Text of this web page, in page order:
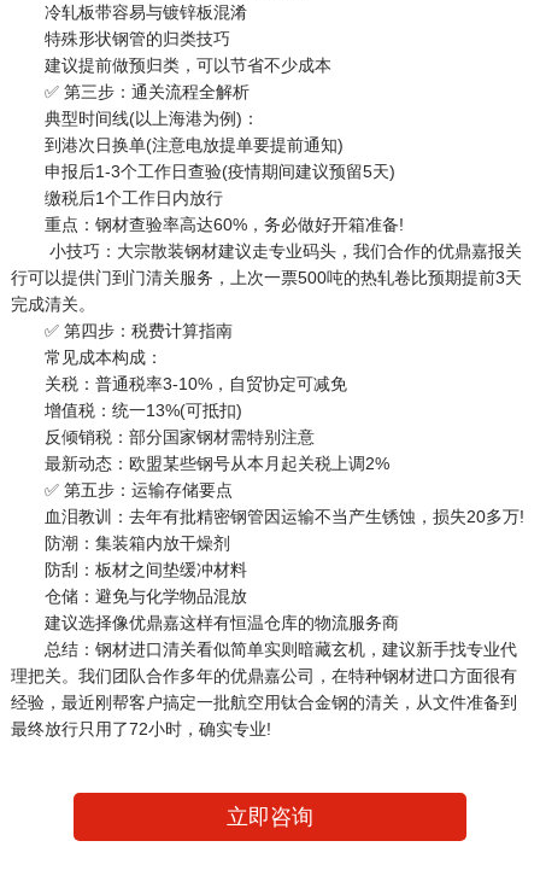
冷轧板带容易与镀锌板混淆
特殊形状钢管的归类技巧
建议提前做预归类，可以节省不少成本
✅ 第三步：通关流程全解析
典型时间线(以上海港为例)：
到港次日换单(注意电放提单要提前通知)
申报后1-3个工作日查验(疫情期间建议预留5天)
缴税后1个工作日内放行
重点：钢材查验率高达60%，务必做好开箱准备!
小技巧：大宗散装钢材建议走专业码头，我们合作的优鼎嘉报关
行可以提供门到门清关服务，上次一票500吨的热轧卷比预期提前3天
完成清关。
✅ 第四步：税费计算指南
常见成本构成：
关税：普通税率3-10%，自贸协定可减免
增值税：统一13%(可抵扣)
反倾销税：部分国家钢材需特别注意
最新动态：欧盟某些钢号从本月起关税上调2%
✅ 第五步：运输存储要点
血泪教训：去年有批精密钢管因运输不当产生锈蚀，损失20多万!
防潮：集装箱内放干燥剂
防刮：板材之间垫缓冲材料
仓储：避免与化学物品混放
建议选择像优鼎嘉这样有恒温仓库的物流服务商
总结：钢材进口清关看似简单实则暗藏玄机，建议新手找专业代
理把关。我们团队合作多年的优鼎嘉公司，在特种钢材进口方面很有
经验，最近刚帮客户搞定一批航空用钛合金钢的清关，从文件准备到
最终放行只用了72小时，确实专业!
立即咨询